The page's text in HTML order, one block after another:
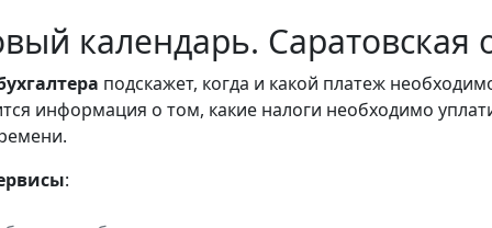
календарь. Саратовская
подскажет, когда и какой платеж
информация о том, какие налоги необходимо
: